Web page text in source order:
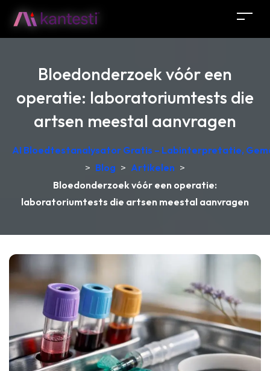
Bloedonderzoek vóór een
operatie: laboratoriumtests die
artsen meestal aanvragen
AI Bloedtestanalysator Gratis – Labinterpretatie,
> Blog > Artikelen >
Bloedonderzoek vóór een operatie:
laboratoriumtests die artsen meestal aanvragen